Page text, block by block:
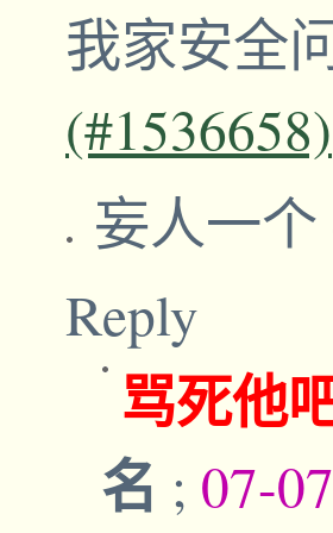
我家安全
(#1536658)
妄人一个
Reply
骂死他
名 ; 07-